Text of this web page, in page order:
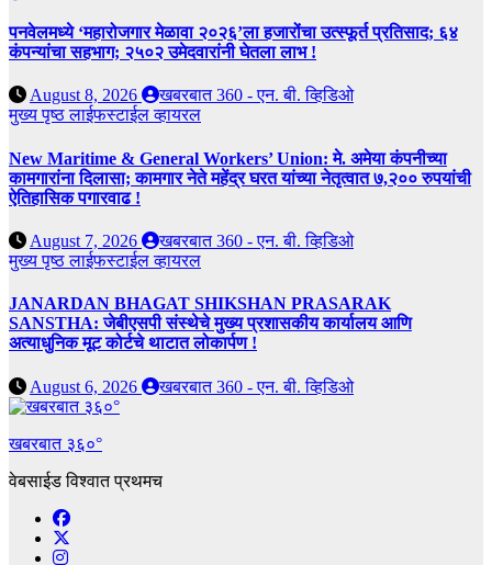
पनवेलमध्ये ‘महारोजगार मेळावा २०२६’ला हजारोंचा उत्स्फूर्त प्रतिसाद; ६४
कंपन्यांचा सहभाग; २५०२ उमेदवारांनी घेतला लाभ !
August 8, 2026
खबरबात 360 - एन. बी. व्हिडिओ
मुख्य पृष्ठलाईफस्टाईलव्हायरल
New Maritime & General Workers’ Union: मे. अमेया कंपनीच्या
कामगारांना दिलासा; कामगार नेते महेंद्र घरत यांच्या नेतृत्वात ७,२०० रुपयांची
ऐतिहासिक पगारवाढ !
August 7, 2026
खबरबात 360 - एन. बी. व्हिडिओ
मुख्य पृष्ठलाईफस्टाईलव्हायरल
JANARDAN BHAGAT SHIKSHAN PRASARAK
SANSTHA: जेबीएसपी संस्थेचे मुख्य प्रशासकीय कार्यालय आणि
अत्याधुनिक मूट कोर्टचे थाटात लोकार्पण !
August 6, 2026 खबरबात 360 - एन. बी. व्हिडिओ
खबरबात ३६०°
वेबसाईड विश्वात प्रथमच